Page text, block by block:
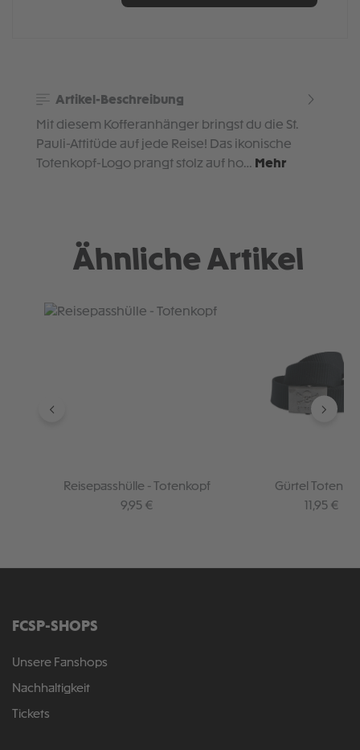
Artikel-Beschreibung
Mit diesem Kofferanhänger bringst du die St.
Pauli-Attitüde auf jede Reise! Das ikonische
Totenkopf-Logo prangt stolz auf ho… Mehr
Ähnliche Artikel
Produktgalerie überspringen
Reisepasshülle - Totenkopf
Regulärer Preis:
9,95 €
Gürtel
Regulärer
11,95 €
FCSP-SHOPS
Unsere Fanshops
Nachhaltigkeit
Tickets